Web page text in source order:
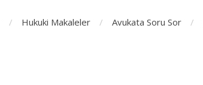
Hukuki Makaleler Avukata Soru Sor